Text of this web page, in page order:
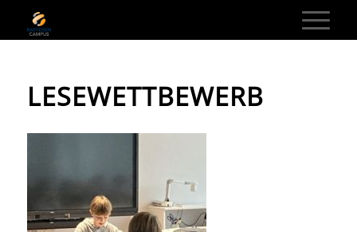
LESEWETTBEWERB